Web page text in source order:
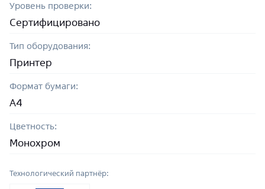
Уровень проверки:
Сертифицировано
Тип оборудования:
Принтер
Формат бумаги:
A4
Цветность:
Монохром
Технологический партнёр: